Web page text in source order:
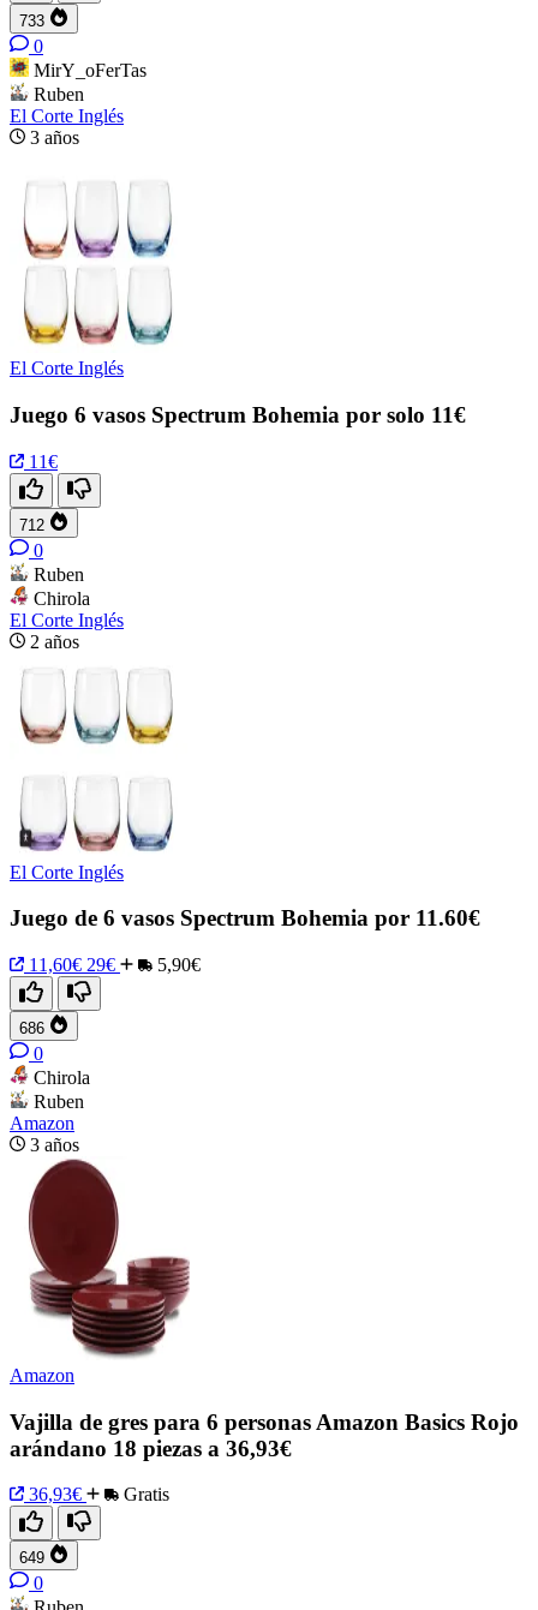
733
0
MirY_oFerTas
Ruben
El Corte Inglés
3 años
El Corte Inglés
Juego 6 vasos Spectrum Bohemia por solo 11€
11€
712
0
Ruben
Chirola
El Corte Inglés
2 años
El Corte Inglés
Juego de 6 vasos Spectrum Bohemia por 11.60€
11,60€ 29€ 5,90€
686
0
Chirola
Ruben
Amazon
3 años
Amazon
Vajilla de gres para 6 personas Amazon Basics Rojo
arándano 18 piezas a 36,93€
36,93€ Gratis
649
0